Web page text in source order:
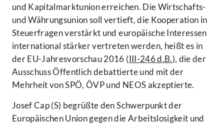
und Kapitalmarktunion erreichen. Die Wirtschafts-
und Währungsunion soll vertieft, die Kooperation in
Steuerfragen verstärkt und europäische Interessen
international stärker vertreten werden, heißt es in
der EU-Jahresvorschau 2016 (III-246 d.B.), die der
Ausschuss Öffentlich debattierte und mit der
Mehrheit von SPÖ, ÖVP und NEOS akzeptierte.
Josef Cap (S) begrüßte den Schwerpunkt der
Europäischen Union gegen die Arbeitslosigkeit und